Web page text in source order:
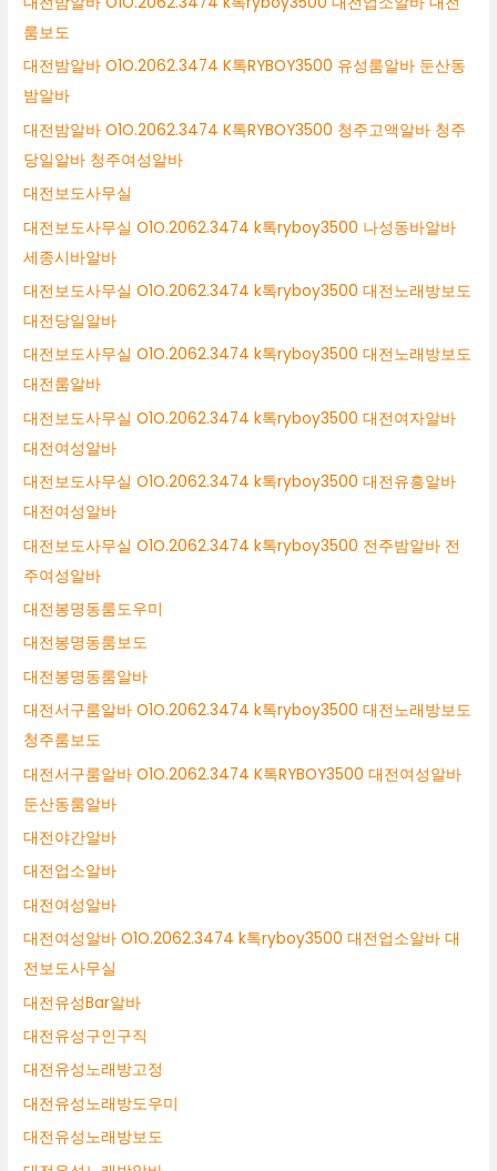
룸보도
대전밤알바 O1O.2062.3474 K톡RYBOY3500 유성룸알바 둔산동
밤알바
대전밤알바 O1O.2062.3474 K톡RYBOY3500 청주고액알바 청주
당일알바 청주여성알바
대전보도사무실
대전보도사무실 O1O.2062.3474 k톡ryboy3500 나성동바알바
세종시바알바
대전보도사무실 O1O.2062.3474 k톡ryboy3500 대전노래방보도
대전당일알바
대전보도사무실 O1O.2062.3474 k톡ryboy3500 대전노래방보도
대전룸알바
대전보도사무실 O1O.2062.3474 k톡ryboy3500 대전여자알바
대전여성알바
대전보도사무실 O1O.2062.3474 k톡ryboy3500 대전유흥알바
대전여성알바
대전보도사무실 O1O.2062.3474 k톡ryboy3500 전주밤알바 전
주여성알바
대전봉명동룸도우미
대전봉명동룸보도
대전봉명동룸알바
대전서구룸알바 O1O.2062.3474 k톡ryboy3500 대전노래방보도
청주룸보도
대전서구룸알바 O1O.2062.3474 K톡RYBOY3500 대전여성알바
둔산동룸알바
대전야간알바
대전업소알바
대전여성알바
대전여성알바 O1O.2062.3474 k톡ryboy3500 대전업소알바 대
전보도사무실
대전유성Bar알바
대전유성구인구직
대전유성노래방고정
대전유성노래방도우미
대전유성노래방보도